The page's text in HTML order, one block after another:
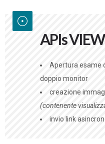
APIs VIEW
Apertura esame
doppio monitor
creazione
(contenente
invio link